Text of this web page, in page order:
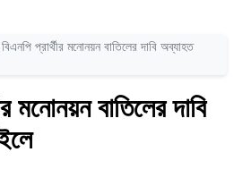
বিএনপি প্রার্থীর মনোনয়ন বাতিলের দাবি অব্যাহত
মনোনয়ন বাতিলের দাবি